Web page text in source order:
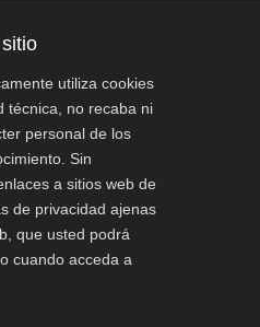
utiliza cookies
técnica, no recaba ni
personal de los
Sin
a sitios web de
de privacidad ajenas
que usted podrá
cuando acceda a